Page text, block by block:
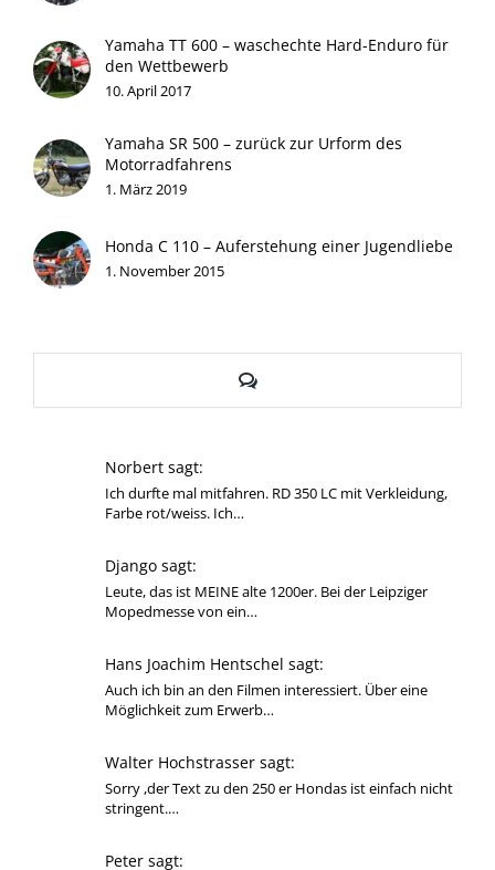
Yamaha TT 600 – waschechte Hard-Enduro für
den Wettbewerb
10. April 2017
Yamaha SR 500 – zurück zur Urform des
Motorradfahrens
1. März 2019
Honda C 110 – Auferstehung einer Jugendliebe
1. November 2015
Kommentare
Norbert sagt:
Ich durfte mal mitfahren. RD 350 LC mit Verkleidung,
Farbe rot/weiss. Ich…
Django sagt:
Leute, das ist MEINE alte 1200er. Bei der Leipziger
Mopedmesse von ein…
Hans Joachim Hentschel sagt:
Auch ich bin an den Filmen interessiert. Über eine
Möglichkeit zum Erwerb…
Walter Hochstrasser sagt:
Sorry ,der Text zu den 250 er Hondas ist einfach nicht
stringent.…
Peter sagt: